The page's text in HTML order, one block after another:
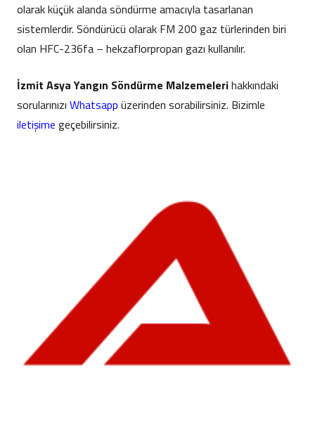
olarak küçük alanda söndürme amacıyla tasarlanan
sistemlerdir. Söndürücü olarak FM 200 gaz türlerinden biri
olan HFC-236fa – hekzaflorpropan gazı kullanılır.
İzmit Asya Yangın Söndürme Malzemelerihakkındaki
sorularınızı Whatsapp üzerinden sorabilirsiniz. Bizimle
iletişime geçebilirsiniz.